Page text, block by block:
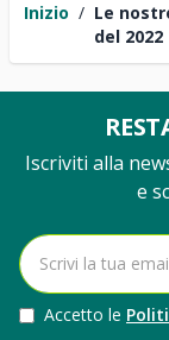
Inizio / Le
del 2022
Iscriviti alla
e
Accetto le